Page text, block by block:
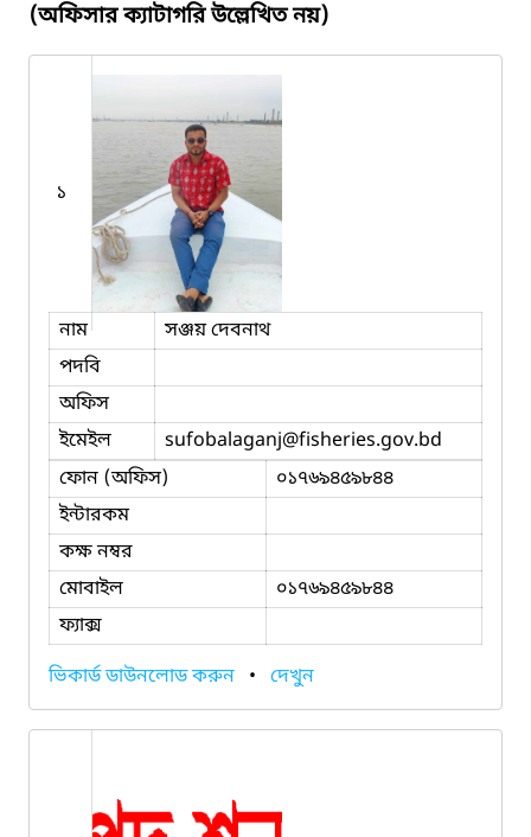
(অফিসার ক্যাটাগরি উল্লেখিত নয়)
১
নাম
সঞ্জয় দেবনাথ
পদবি
অফিস
ইমেইল
sufobalaganj@fisheries.gov.bd
ফোন (অফিস)
০১৭৬৯৪৫৯৮৪৪
ইন্টারকম
কক্ষ নম্বর
মোবাইল
০১৭৬৯৪৫৯৮৪৪
ফ্যাক্স
ভিকার্ড ডাউনলোড করুন • দেখুন